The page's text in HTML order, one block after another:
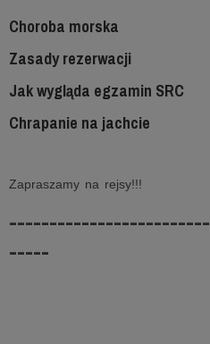
Choroba morska
Zasady rezerwacji
Jak wygląda egzamin SRC
Chrapanie na jachcie
Zapraszamy na rejsy!!!
-------------------------
-----